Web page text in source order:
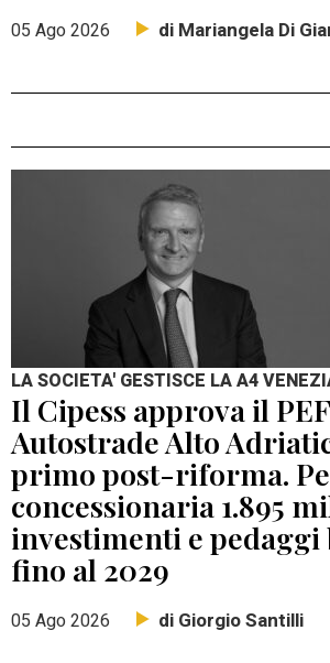
05 Ago 2026 di Mariangela Di
LA SOCIETA' GESTISCE LA A4
Il Cipess approva il
Autostrade Alto
primo post-riforma.
concessionaria 1.895
investimenti e pedaggi
fino al 2029
05 Ago 2026 di Giorgio Santilli